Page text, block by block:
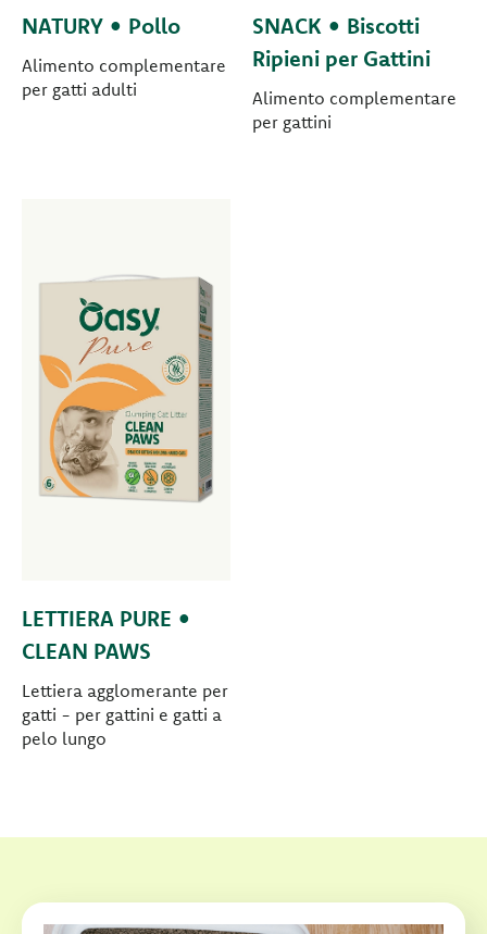
NATURY • Pollo
Alimento complementare
per gatti adulti
SNACK • Biscotti
Ripieni per Gattini
Alimento complementare
per gattini
LETTIERA PURE •
CLEAN PAWS
Lettiera agglomerante per
gatti - per gattini e gatti a
pelo lungo